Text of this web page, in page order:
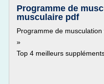
Programme de
musculaire pdf
Programme de
»
Top 4 meilleurs